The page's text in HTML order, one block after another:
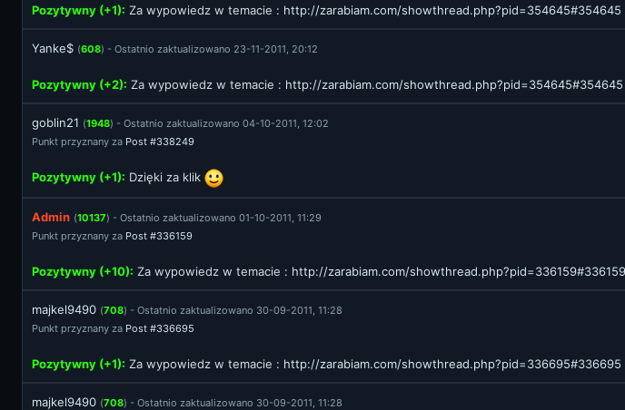
Pozytywny (+1): Za wypowiedz w temacie : http://zarabiam.com/showthread.php?pid=354645#354645
Yanke$ (608) - Ostatnio zaktualizowano 23-11-2011, 20:12
Pozytywny (+2): Za wypowiedz w temacie : http://zarabiam.com/showthread.php?pid=354645#354645
goblin21 (1948) - Ostatnio zaktualizowano 04-10-2011, 12:02
Punkt przyznany za Post #338249
Pozytywny (+1): Dzięki za klik
Admin (10137) - Ostatnio zaktualizowano 01-10-2011, 11:29
Punkt przyznany za Post #336159
Pozytywny (+10): Za wypowiedz w temacie : http://zarabiam.com/showthread.php?pid=336159#336159
majkel9490 (708) - Ostatnio zaktualizowano 30-09-2011, 11:28
Punkt przyznany za Post #336695
Pozytywny (+1): Za wypowiedz w temacie : http://zarabiam.com/showthread.php?pid=336695#336695
majkel9490 (708) - Ostatnio zaktualizowano 30-09-2011, 11:28